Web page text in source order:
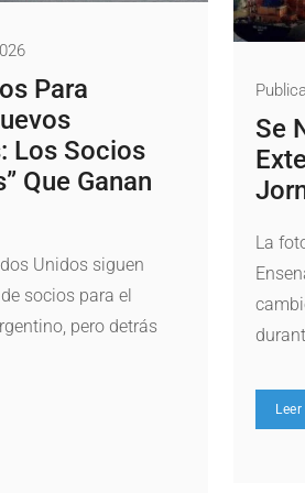
Para
Los Socios
Que Ganan
Unidos siguen
socios para el
pero detrás
Se
La